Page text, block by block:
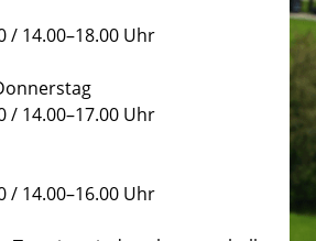
/ 14.00–18.00 Uhr
/ 14.00–17.00 Uhr
/ 14.00–16.00 Uhr